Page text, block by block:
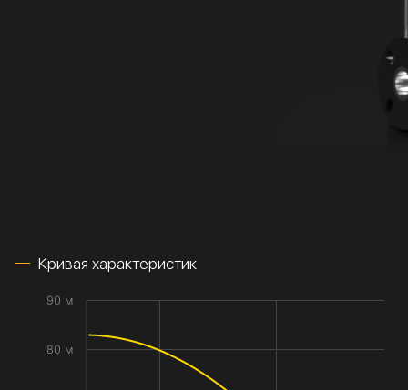
Кривая характеристик
80 м
90 м